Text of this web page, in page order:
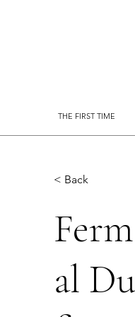
THE FIRST TIME
< Back
al